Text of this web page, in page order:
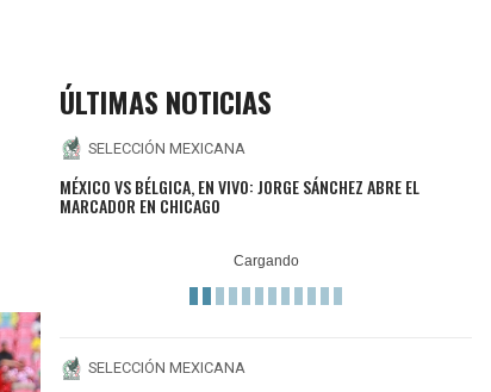
ÚLTIMAS NOTICIAS
SELECCIÓN MEXICANA
MÉXICO VS BÉLGICA, EN VIVO: JORGE SÁNCHEZ ABRE EL
MARCADOR EN CHICAGO
SELECCIÓN MEXICANA